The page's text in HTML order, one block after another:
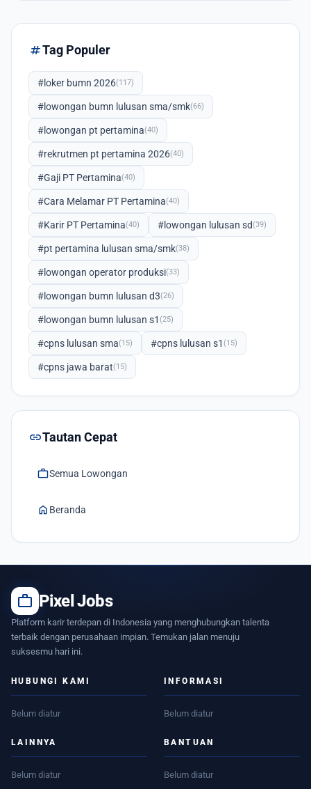
tagTag Populer
#loker bumn 2026(117)
#lowongan bumn lulusan sma/smk(66)
#lowongan pt pertamina(40)
#rekrutmen pt pertamina 2026(40)
#Gaji PT Pertamina(40)
#Cara Melamar PT Pertamina(40)
#Karir PT Pertamina(40) #lowongan lulusan sd(39)
#pt pertamina lulusan sma/smk(38)
#lowongan operator produksi(33)
#lowongan bumn lulusan d3(26)
#lowongan bumn lulusan s1 (25)
#cpns lulusan sma(15) #cpns lulusan s1 (15)
#cpns jawa barat(15)
linkTautan Cepat
workSemua Lowongan
home Beranda
work Pixel Jobs
Platform karir terdepan di Indonesia yang menghubungkan talenta
terbaik dengan perusahaan impian. Temukan jalan menuju
suksesmu hari ini.
HUBUNGI KAMI
Belum diatur
INFORMASI
Belum diatur
LAINNYA
Belum diatur
BANTUAN
Belum diatur